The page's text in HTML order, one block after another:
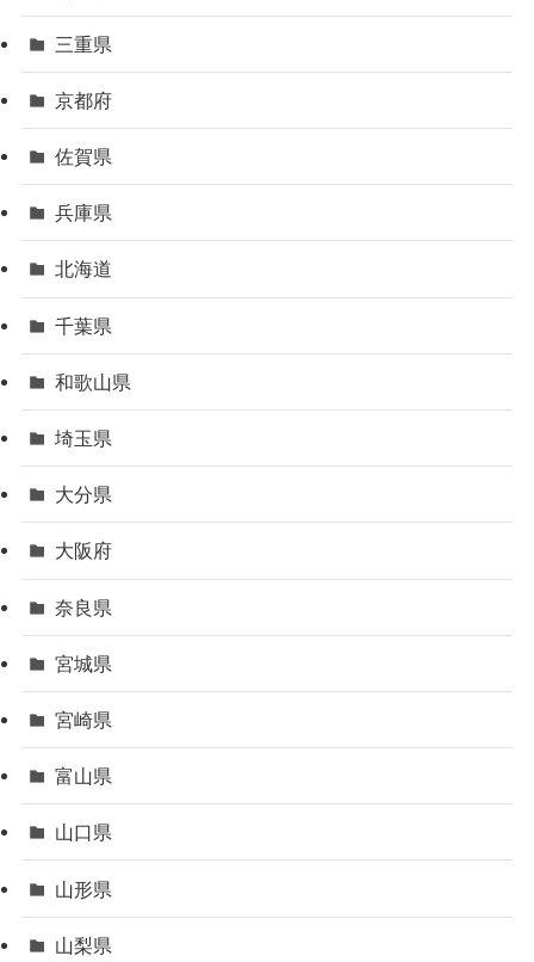
三重県
京都府
佐賀県
兵庫県
北海道
千葉県
和歌山県
埼玉県
大分県
大阪府
奈良県
宮城県
宮崎県
富山県
山口県
山形県
山梨県